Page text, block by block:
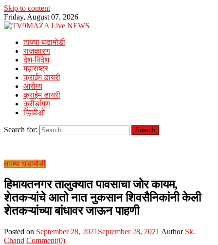
Skip to content
Friday, August 07, 2026
ताज्या घडामोडी
राजकारण
देश-विदेश
महाराष्ट्र
क्राईम डायरी
आरोग्य
क्राईम डायरी
क्रीडांगण
व्हिडीओ
Search for:
ताज्या घडामोडी
हिमायतनगर तालुक्यात पावसाचा जोर कायम,
शेतकऱ्यांचे आतो नात नुकसान शिवसैनिकांनी केली
शेतकऱ्यांच्या बांधावर जाऊन पाहणी
Posted on September 28, 2021 September 28, 2021 Author Sk.
Chand Comment(0)